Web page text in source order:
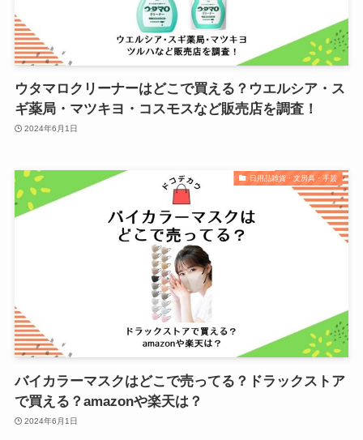
ウタマロクリーナーはどこで買える？ウエルシア・ス
ギ薬局・マツキヨ・コスモスなど販売店を調査！
2024年6月1日
日用品雑貨・文房具・手芸
バイカラーマスクはどこで売ってる？ドラックストア
で買える？amazonや楽天は？
2024年6月1日